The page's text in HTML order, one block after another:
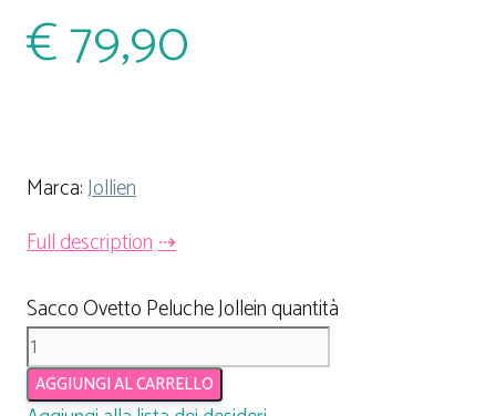
€79,90
Marca:Jollien
Full description
Sacco Ovetto Peluche Jollein quantità
AGGIUNGI AL CARRELLO